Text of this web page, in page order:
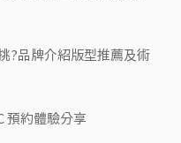
?品牌介紹版型推薦及術
預約體驗分享